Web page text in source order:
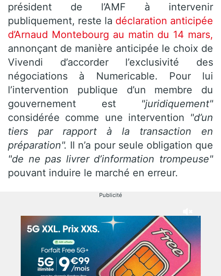
président de l’AMF à intervenir
publiquement, reste la déclaration anticipée
d’Arnaud Montebourg au matin du 14 mars,
annonçant de manière anticipée le choix de
Vivendi d’accorder l’exclusivité des
négociations à Numericable. Pour lui
l’intervention publique d’un membre du
gouvernement est "juridiquement"
considérée comme une intervention "d’un
tiers par rapport à la transaction en
préparation". Il n’a pour seule obligation que
"de ne pas livrer d’information trompeuse"
pouvant induire le marché en erreur.
Publicité